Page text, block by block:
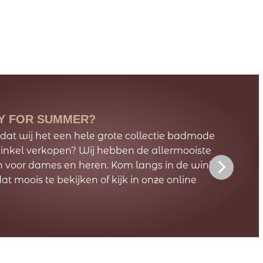
BIJ
kijkje op onze nieuwe website en ontdek
collectie. Prachtige kleuren, vormen en
voor diverse looks. Van sensueel tot
de mooiste lingerie, lounge-, nacht- en
voor jou.
FOR SUMMER?
wij het een hele grote collectie badmode
verkopen? Wij hebben de allermooiste
voor dames en heren. Kom langs in de winkel
moois te bekijken of kijk in onze online